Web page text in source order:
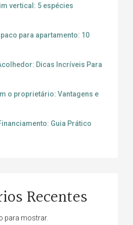
vertical: 5 espécies
para apartamento: 10
Dicas Incríveis Para
o proprietário: Vantagens e
Guia Prático
Recentes
para mostrar.